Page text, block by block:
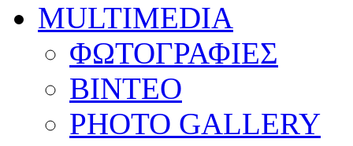
MULTIMEDIA
ΦΩΤΟΓΡΑΦΙΕΣ
ΒΙΝΤΕΟ
PHOTO GALLERY